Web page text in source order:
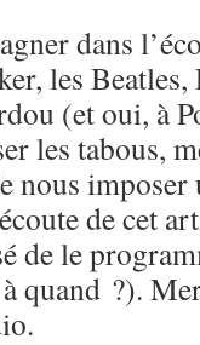
dans
les
(et oui, à
les tabous,
nous imposer
de cet
de le
quand ?).